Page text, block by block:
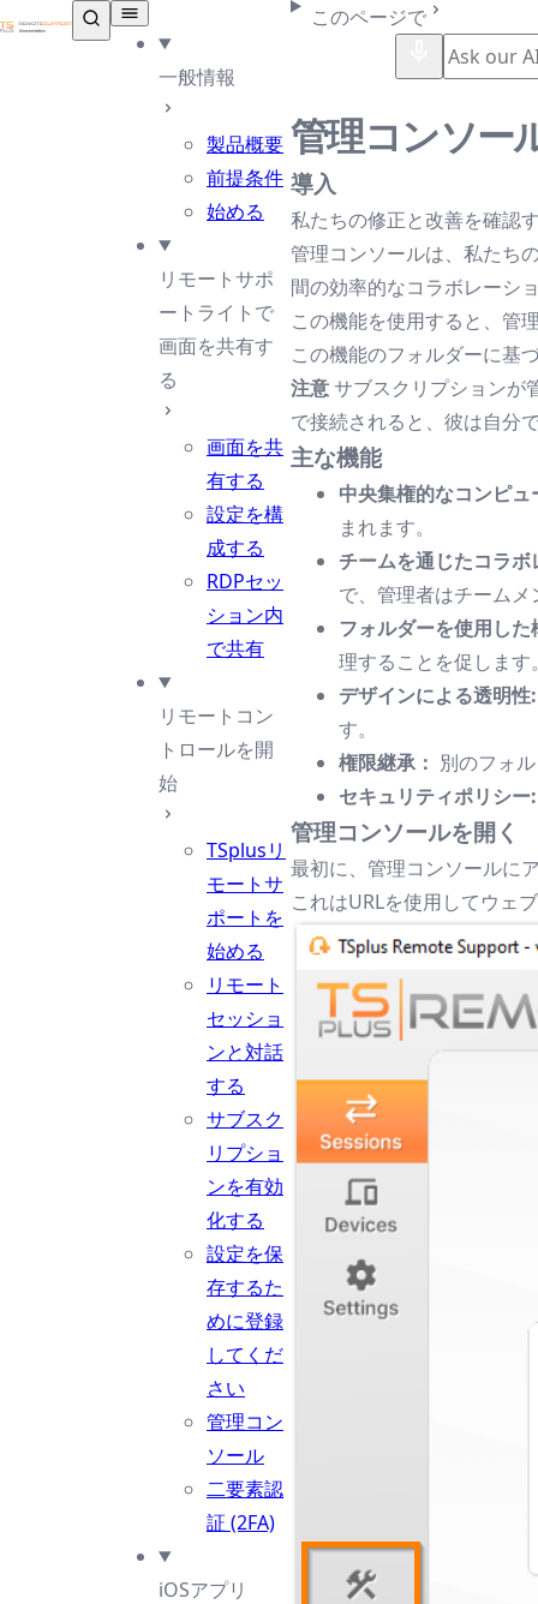
TSplus ドキュメンテーション ®
一般情報
製品概要
前提条件
始める
リモートサポ
ートライトで
画面を共有す
る
画面を共
有する
設定を構
成する
RDPセッ
ション内
で共有
リモートコン
トロールを開
始
TSplusリ
モートサ
ポートを
始める
リモート
セッショ
ンと対話
する
サブスク
リプショ
ンを有効
化する
設定を保
存するた
めに登録
してくだ
さい
管理コン
ソール
二要素認
証 (2FA)
iOSアプリ
このページで
管理コンソー
導入
私たちの修正と改善を確認
管理コンソールは、私たち
間の効率的なコラボレーシ
この機能を使用すると、管
この機能のフォルダーに基
注意サブスクリプションが
で接続されると、彼は自分
主な機能
中央集権的なコンピ
まれます。
チームを通じたコラ
で、管理者はチーム
フォルダーを使用し
理することを促します
デザインによる透明
す。
権限継承： 別のフォ
セキュリティポリシ
管理コンソールを開く
最初に、管理コンソールに
これはURLを使用してウェ